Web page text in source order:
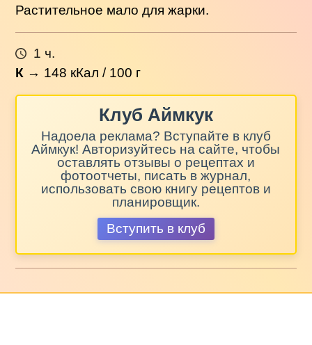
Растительное мало для жарки.
1 ч.
К → 148 кКал / 100 г
Клуб Аймкук
Надоела реклама? Вступайте в клуб
Аймкук! Авторизуйтесь на сайте, чтобы
оставлять отзывы о рецептах и
фотоотчеты, писать в журнал,
использовать свою книгу рецептов и
планировщик.
Вступить в клуб